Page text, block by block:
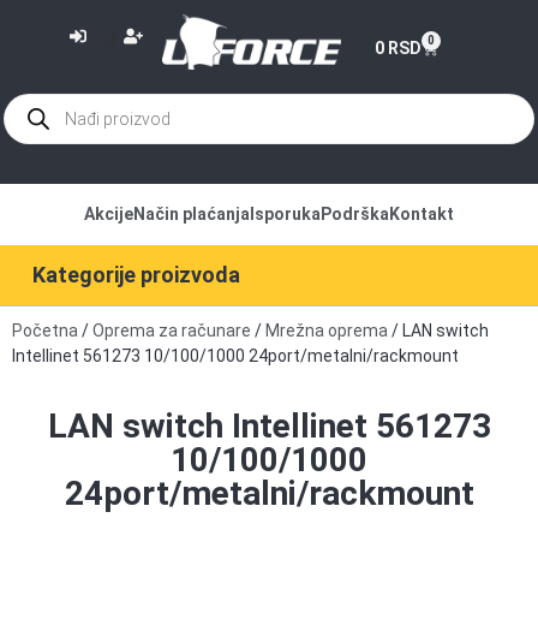
0 RSD 0
Kategorije proizvoda
AkcijeNačin plaćanja Isporuka Podrška Kontakt
Početna /Oprema za računare / Mrežna oprema / LAN switch
Intellinet 561273 10/100/1000 24port/metalni/rackmount
LAN switch Intellinet 561273
10/100/1000
24port/metalni/rackmount